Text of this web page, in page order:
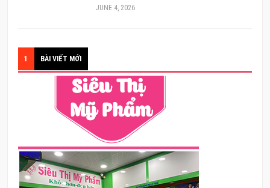
JUNE 4, 2026
1 BÀI VIẾT MỚI